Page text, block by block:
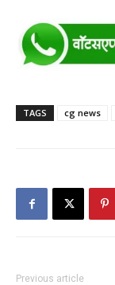
TAGS cg news
Previous article